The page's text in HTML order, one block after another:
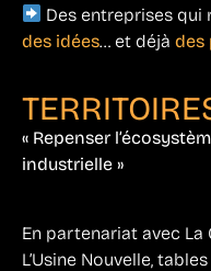
Des entreprises
des idées… et déjà des
« Repenser
industrielle »
En partenariat avec
L’Usine Nouvelle,